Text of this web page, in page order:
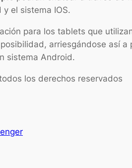
el sistema IOS.
para los tablets que
arriesgándose así
sistema Android.
los derechos reservados